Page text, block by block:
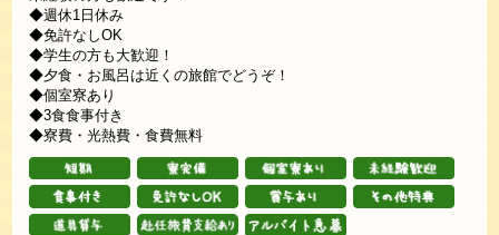
◆週休1日休み
◆免許なしOK
◆学生の方も大歓迎！
◆夕食・お風呂は近くの旅館でどうぞ！
◆個室寮あり
◆3食食事付き
◆寮費・光熱費・食費無料